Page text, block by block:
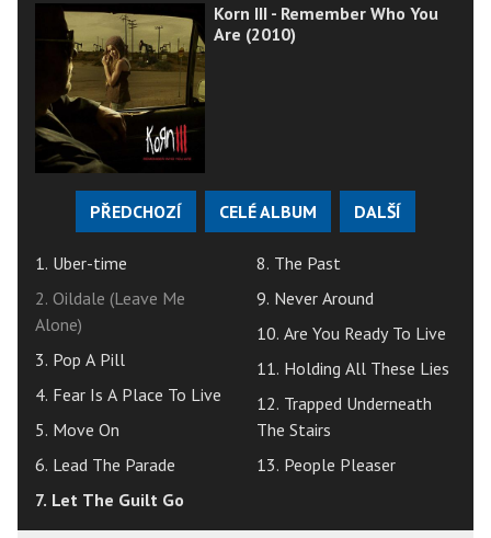
Korn III - Remember Who You
Are (2010)
PŘEDCHOZÍ CELÉ ALBUM DALŠÍ
1. Uber-time
2. Oildale (Leave Me
Alone)
3. Pop A Pill
4. Fear Is A Place To Live
5. Move On
6. Lead The Parade
7. Let The Guilt Go
8. The Past
9. Never Around
10. Are You Ready To Live
11. Holding All These Lies
12. Trapped Underneath
The Stairs
13. People Pleaser